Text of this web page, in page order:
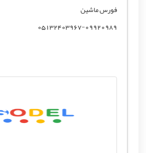
فورس ماشین
05132403967-09920989